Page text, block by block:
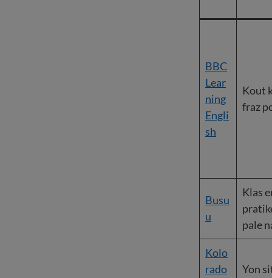
BBC
Lear
ning
Engli
sh
Kout
fraz
Busu
u
Klas
pale
Kolo
rado
Yon